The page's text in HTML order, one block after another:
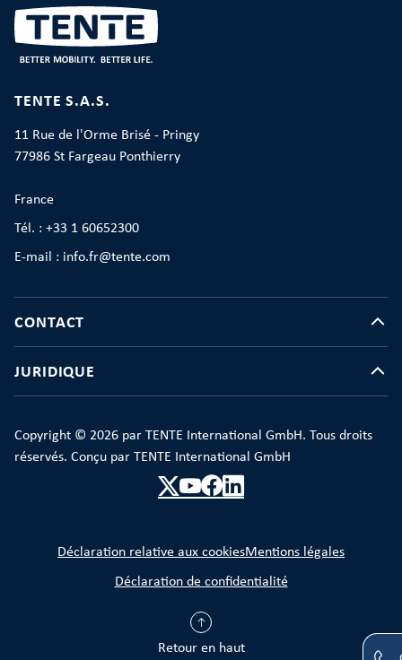
TENTE S.A.S.
11 Rue de l'Orme Brisé - Pringy
77986 St Fargeau Ponthierry
France
Tél. : +33 1 60652300
E-mail : info.fr@tente.com
CONTACT
JURIDIQUE
Copyright © 2026 par TENTE International GmbH. Tous droits
réservés. Conçu par TENTE International GmbH
Retour en haut
Déclaration relative aux cookiesMentions légales
Déclaration de confidentialité